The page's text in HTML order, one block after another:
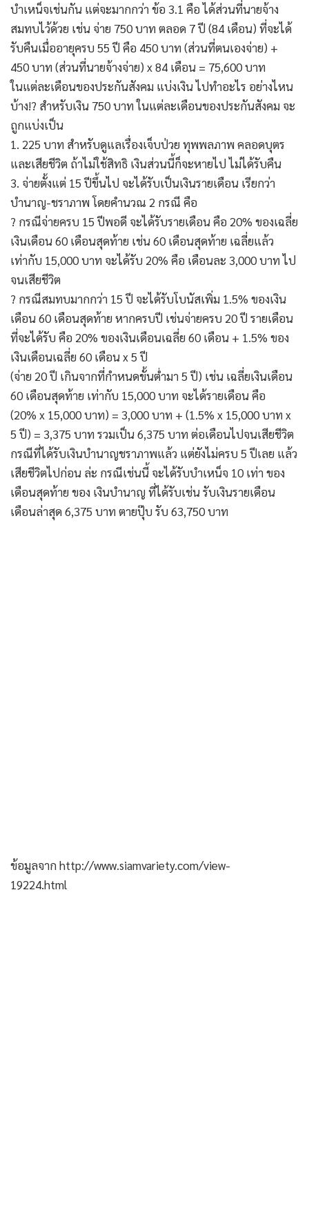
บำเหน็จเช่นกัน แต่จะมากกว่า ข้อ 3.1 คือ ได้ส่วนที่นายจ้าง
สมทบไว้ด้วย เช่น จ่าย 750 บาท ตลอด 7 ปี (84 เดือน) ที่จะได้
รับคืนเมื่ออายุครบ 55 ปี คือ 450 บาท (ส่วนที่ตนเองจ่าย) +
450 บาท (ส่วนที่นายจ้างจ่าย) x 84 เดือน = 75,600 บาท
ในแต่ละเดือนของประกันสังคม แบ่งเงิน ไปทำอะไร อย่างไหน
บ้าง!? สำหรับเงิน 750 บาท ในแต่ละเดือนของประกันสังคม จะ
ถูกแบ่งเป็น
1. 225 บาท สำหรับดูแลเรื่องเจ็บป่วย ทุพพลภาพ คลอดบุตร
และเสียชีวิต ถ้าไม่ใช้สิทธิ เงินส่วนนี้ก็จะหายไป ไม่ได้รับคืน
3. จ่ายตั้งแต่ 15 ปีขึ้นไป จะได้รับเป็นเงินรายเดือน เรียกว่า
บำนาญ-ชราภาพ โดยคำนวณ 2 กรณี คือ
? กรณีจ่ายครบ 15 ปีพอดี จะได้รับรายเดือน คือ 20% ของเฉลี่ย
เงินเดือน 60 เดือนสุดท้าย เช่น 60 เดือนสุดท้าย เฉลี่ยแล้ว
เท่ากับ 15,000 บาท จะได้รับ 20% คือ เดือนละ 3,000 บาท ไป
จนเสียชีวิต
? กรณีสมทบมากกว่า 15 ปี จะได้รับโบนัสเพิ่ม 1.5% ของเงิน
เดือน 60 เดือนสุดท้าย หากครบปี เช่นจ่ายครบ 20 ปี รายเดือน
ที่จะได้รับ คือ 20% ของเงินเดือนเฉลี่ย 60 เดือน + 1.5% ของ
เงินเดือนเฉลี่ย 60 เดือน x 5 ปี
(จ่าย 20 ปี เกินจากที่กำหนดขั้นต่ำมา 5 ปี) เช่น เฉลี่ยเงินเดือน
60 เดือนสุดท้าย เท่ากับ 15,000 บาท จะได้รายเดือน คือ
(20% x 15,000 บาท) = 3,000 บาท + (1.5% x 15,000 บาท x
5 ปี) = 3,375 บาท รวมเป็น 6,375 บาท ต่อเดือนไปจนเสียชีวิต
กรณีที่ได้รับเงินบำนาญชราภาพแล้ว แต่ยังไม่ครบ 5 ปีเลย แล้ว
เสียชีวิตไปก่อน ล่ะ กรณีเช่นนี้ จะได้รับบำเหน็จ 10 เท่า ของ
เดือนสุดท้าย ของ เงินบำนาญ ที่ได้รับเช่น รับเงินรายเดือน
เดือนล่าสุด 6,375 บาท ตายปุ๊บ รับ 63,750 บาท
ข้อมูลจาก http://www.siamvariety.com/view-
19224.html